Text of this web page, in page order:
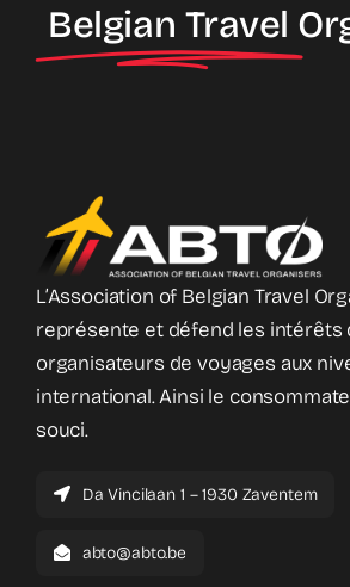
Belgian Travel
L’Association of Belgian Travel
représente et défend les intérêts
organisateurs de voyages aux
international. Ainsi le
souci.
Da Vincilaan 1 – 1930 Zaventem
abto@abto.be